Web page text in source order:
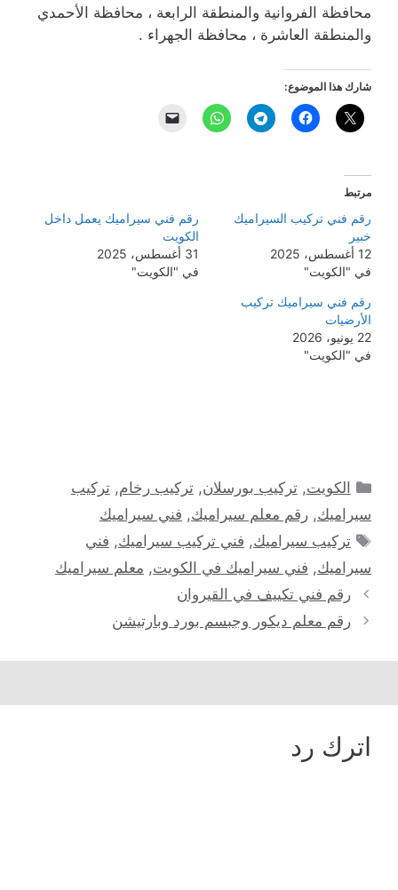
محافظة الفروانية والمنطقة الرابعة ، محافظة الأحمدي
والمنطقة العاشرة ، محافظة الجهراء .
شارك هذا الموضوع:
مرتبط
رقم فني تركيب السيراميك
خبير
12 أغسطس، 2025
في "الكويت"
رقم فني سيراميك يعمل داخل
الكويت
31 أغسطس، 2025
في "الكويت"
رقم فني سيراميك تركيب
الأرضيات
22 يونيو، 2026
في "الكويت"
التصنيفات
الكويت,تركيب بورسلان,تركيب رخام,تركيب
سيراميك, رقم معلم سيراميك, فني سيراميك
الوسوم
تركيب سيراميك, فني تركيب سيراميك, فني
سيراميك, فني سيراميك في الكويت, معلم سيراميك
رقم فني تكييف في القيروان
رقم معلم ديكور وجبسم بورد وبارتيشن
اترك رد